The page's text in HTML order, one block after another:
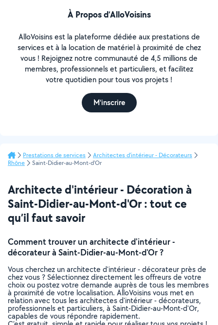
À Propos d’AlloVoisins
AlloVoisins est la plateforme dédiée aux prestations de
services et à la location de matériel à proximité de chez
vous ! Rejoignez notre communauté de 4,5 millions de
membres, professionnels et particuliers, et facilitez
votre quotidien pour tous vos projets !
M'inscrire
Prestations de services
Architectes d'intérieur - Décorateurs
Rhône
Saint-Didier-au-Mont-d'Or
Architecte d'intérieur - Décoration à
Saint-Didier-au-Mont-d'Or : tout ce
qu’il faut savoir
Comment trouver un architecte d'intérieur -
décorateur à Saint-Didier-au-Mont-d'Or ?
Vous cherchez un architecte d'intérieur - décorateur près de
chez vous ? Sélectionnez directement les offreurs de votre
choix ou postez votre demande auprès de tous les membres
à proximité de votre localisation. AlloVoisins vous met en
relation avec tous les architectes d'intérieur - décorateurs,
professionnels et particuliers, à Saint-Didier-au-Mont-d'Or,
capables de vous répondre rapidement.